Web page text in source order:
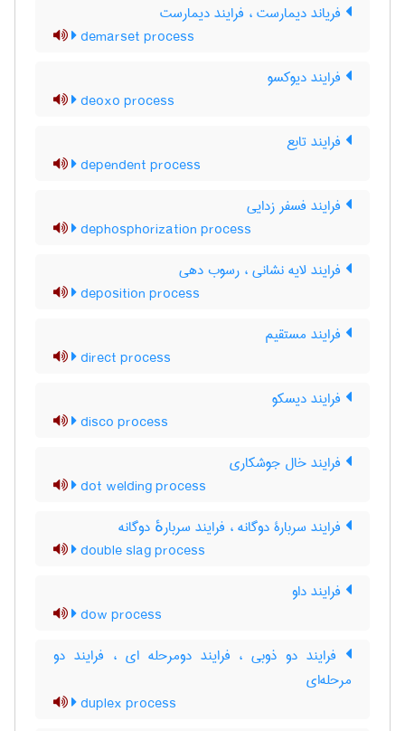
فریاند دیمارست ، فرایند دیمارست
demarset process
فرایند دیوکسو
deoxo process
فرایند تابع
dependent process
فرایند فسفر زدایی
dephosphorization process
فرایند لایه نشانی ، رسوب دهی
deposition process
فرایند مستقیم
direct process
فرایند دیسکو
disco process
فرایند خال جوشکاری
dot welding process
فرایند سربارۀ دوگانه ، فرایند سربارهٔ دوگانه
double slag process
فرایند داو
dow process
فرایند دو ذوبی ، فرایند دومرحله ای ، فرایند دو
مرحله‌ای
duplex process